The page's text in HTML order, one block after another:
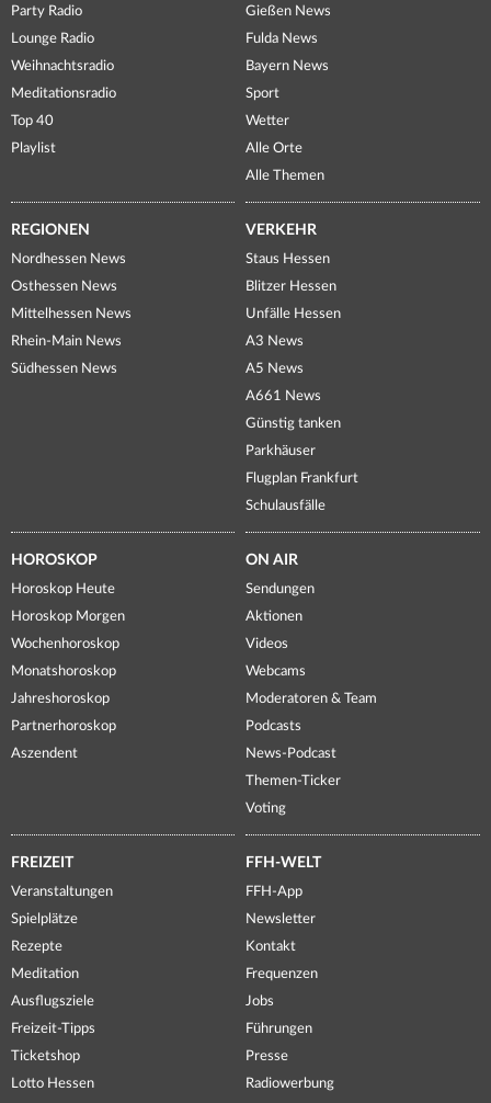
Party Radio
Lounge Radio
Weihnachtsradio
Meditationsradio
Top 40
Playlist
Gießen News
Fulda News
Bayern News
Sport
Wetter
Alle Orte
Alle Themen
REGIONEN
Nordhessen News
Osthessen News
Mittelhessen News
Rhein-Main News
Südhessen News
VERKEHR
Staus Hessen
Blitzer Hessen
Unfälle Hessen
A3 News
A5 News
A661 News
Günstig tanken
Parkhäuser
Flugplan Frankfurt
Schulausfälle
HOROSKOP
Horoskop Heute
Horoskop Morgen
Wochenhoroskop
Monatshoroskop
Jahreshoroskop
Partnerhoroskop
Aszendent
ON AIR
Sendungen
Aktionen
Videos
Webcams
Moderatoren & Team
Podcasts
News-Podcast
Themen-Ticker
Voting
FREIZEIT
Veranstaltungen
Spielplätze
Rezepte
Meditation
Ausflugsziele
Freizeit-Tipps
Ticketshop
Lotto Hessen
FFH-WELT
FFH-App
Newsletter
Kontakt
Frequenzen
Jobs
Führungen
Presse
Radiowerbung